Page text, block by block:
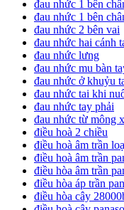
đau nhức 1 bên
đau nhức 1 bên
đau nhức 2 bên vai
đau nhức hai cánh
đau nhức lưng
đau nhức mu bàn
đau nhức ở khuỷu
đau nhức tai khi
đau nhức tay phải
đau nhức từ mông
điều hoà 2 chiều
điều hoà âm trần
điều hoà âm trần
điều hòa âm trần
điều hòa áp trần
điều hòa cây